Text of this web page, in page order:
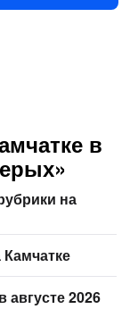
в
на
августе 2026